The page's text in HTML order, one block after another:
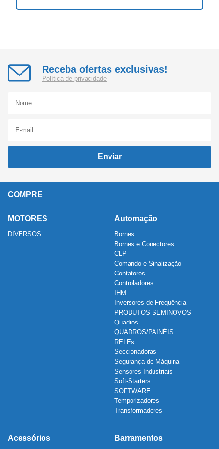
Receba ofertas exclusivas!
Política de privacidade
Enviar
COMPRE
MOTORES
DIVERSOS
Automação
Bornes
Bornes e Conectores
CLP
Comando e Sinalização
Contatores
Controladores
IHM
Inversores de Frequência
PRODUTOS SEMINOVOS
Quadros
QUADROS/PAINÉIS
RELEs
Seccionadoras
Segurança de Máquina
Sensores Industriais
Soft-Starters
SOFTWARE
Temporizadores
Transformadores
Acessórios Barramentos